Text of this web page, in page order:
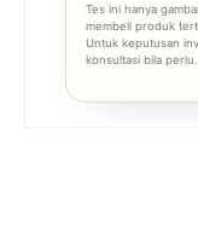
Tes ini hanya
membeli produk
Untuk keputusan
konsultasi bila perlu.